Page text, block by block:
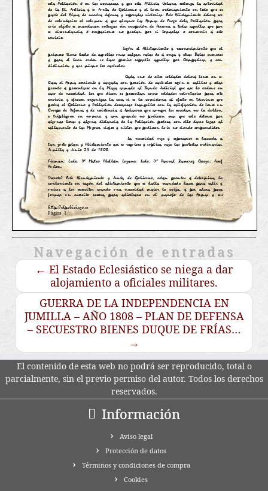
Navegación de entradas
← El Estado Eclesiástico se niega a dar
alojamiento a oficiales militares.
GUERRA DE LA INDEPENDENCIA EN
JUMILLA – AÑO 1808 – PLAN DE DEFENSA
– SECUESTRO BIENES DUQUE DE FRÍAS…
→
El contenido de esta web no podrá ser reproducido, total o
parcialmente, sin el previo permiso del autor. Todos los derechos
reservados.
Información
Aviso legal
Protección de datos
Términos y condiciones de compra
Cookies